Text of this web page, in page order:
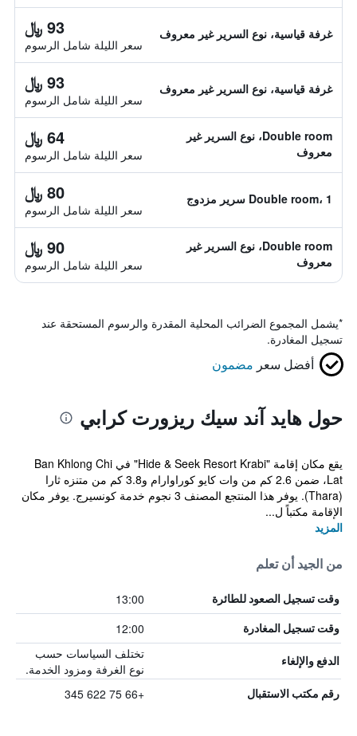
غرفة قياسية، نوع السرير غير معروف 93 ﷼
سعر الليلة شامل الرسوم
غرفة قياسية، نوع السرير غير معروف 93 ﷼
سعر الليلة شامل الرسوم
Double room، نوع السرير غير
معروف
64 ﷼
سعر الليلة شامل الرسوم
Double room، 1 سرير مزدوج 80 ﷼
سعر الليلة شامل الرسوم
Double room، نوع السرير غير
معروف
90 ﷼
سعر الليلة شامل الرسوم
*يشمل المجموع الضرائب المحلية المقدرة والرسوم المستحقة عند
تسجيل المغادرة.
أفضل سعر مضمون
حول هايد آند سيك ريزورت كرابي
يقع مكان إقامة "Hide & Seek Resort Krabi" في Ban Khlong Chi
Lat، ضمن 2.6 كم من وات كايو كوراوارام و3.8 كم من متنزه ثارا
(Thara). يوفر هذا المنتجع المصنف 3 نجوم خدمة كونسيرج. يوفر مكان
الإقامة مكتباً ل...
المزيد
من الجيد أن تعلم
وقت تسجيل الصعود للطائرة 13:00
وقت تسجيل المغادرة 12:00
الدفع والإلغاء
تختلف السياسات حسب
نوع الغرفة ومزود الخدمة.
رقم مكتب الاستقبال +66 75 622 345